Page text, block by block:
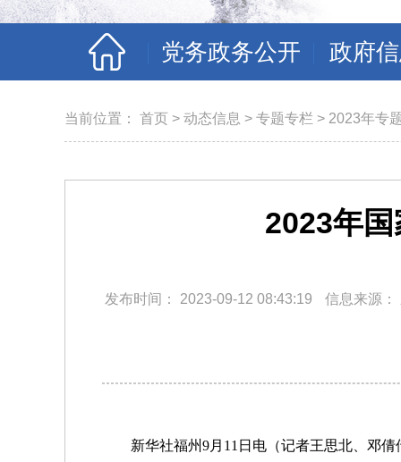
党务政务公开 政府
当前位置： 首页 > 动态信息 > 专题专栏 > 2023年专
2023年
发布时间： 2023-09-12 08:43:19 信息来源：
新华社福州9月11日电（记者王思北、邓